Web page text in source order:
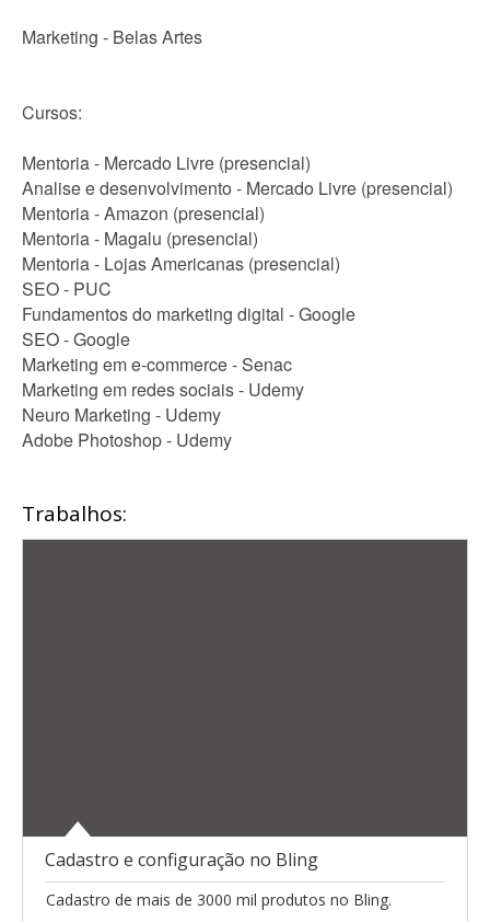
Marketing - Belas Artes
Cursos:
Mentoria - Mercado Livre (presencial)
Analise e desenvolvimento - Mercado Livre (presencial)
Mentoria - Amazon (presencial)
Mentoria - Magalu (presencial)
Mentoria - Lojas Americanas (presencial)
SEO - PUC
Fundamentos do marketing digital - Google
SEO - Google
Marketing em e-commerce - Senac
Marketing em redes sociais - Udemy
Neuro Marketing - Udemy
Adobe Photoshop - Udemy
Trabalhos:
Cadastro e configuração no Bling
Cadastro de mais de 3000 mil produtos no Bling.